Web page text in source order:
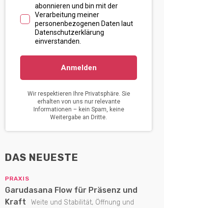
DAS NEUESTE
PRAXIS
Garudasana Flow für Präsenz und
Kraft
Weite und Stabilität, Öffnung und